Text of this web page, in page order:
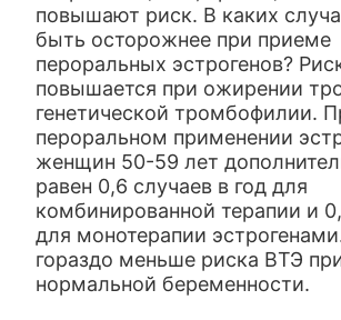
повышают риск. В каких
быть осторожнее при приеме
пероральных эстрогенов?
повышается при ожирении
генетической тромбофилии.
пероральном применении
женщин 50-59 лет
равен 0,6 случаев в год для
комбинированной терапии и
для монотерапии
гораздо меньше риска ВТЭ
нормальной беременности.